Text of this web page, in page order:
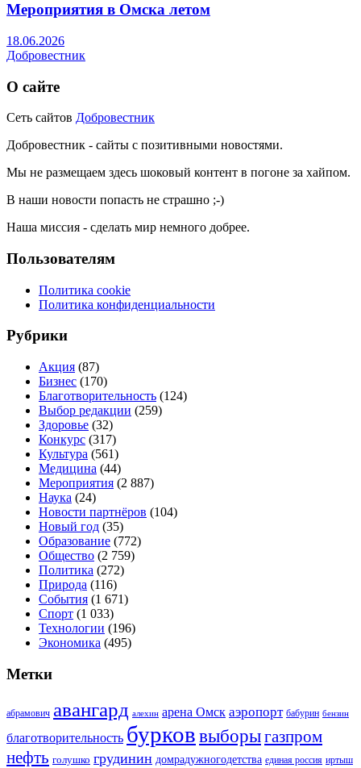
Мероприятия в Омска летом
18.06.2026
Добровестник
О сайте
Сеть сайтов Добровестник
Добровестник - сайты с позитивными новостями.
Мы не размещаем здесь шоковый контент в погоне за хайпом.
В наши новости попасть не страшно ;-)
Наша миссия - сделать мир немного добрее.
Пользователям
Политика cookie
Политика конфиденциальности
Рубрики
Акция (87)
Бизнес (170)
Благотворительность (124)
Выбор редакции (259)
Здоровье (32)
Конкурс (317)
Культура (561)
Медицина (44)
Мероприятия (2 887)
Наука (24)
Новости партнёров (104)
Новый год (35)
Образование (772)
Общество (2 759)
Политика (272)
Природа (116)
События (1 671)
Спорт (1 033)
Технологии (196)
Экономика (495)
Метки
абрамович авангард алехин арена Омск аэропорт бабурин бензин
благотворительность бурков выборыгазпром
нефть голушко грудинин домрадужногодетства единая россия иртыш